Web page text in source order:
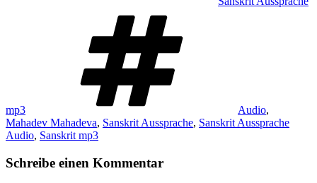
mp3 Audio,
Mahadev Mahadeva, Sanskrit Aussprache, Sanskrit Aussprache
Audio, Sanskrit mp3
Schreibe einen Kommentar